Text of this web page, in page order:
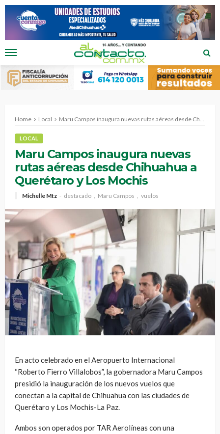
Home Local Maru Campos inaugura nuevas rutas aéreas desde Chihuahua a Querétaro y Los Mochis
LOCAL
Maru Campos inaugura nuevas
rutas aéreas desde Chihuahua a
Querétaro y Los Mochis
Michelle Mtz destacado Maru Campos vuelos
En acto celebrado en el Aeropuerto Internacional
“Roberto Fierro Villalobos”, la gobernadora Maru Campos
presidió la inauguración de los nuevos vuelos que
conectan a la capital de Chihuahua con las ciudades de
Querétaro y Los Mochis-La Paz.
Ambos son operados por TAR Aerolíneas con una